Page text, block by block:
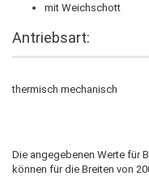
mit Weichschott
Antriebsart:
thermisch mechanisch
Die angegebenen Werte für
können für die Breiten von